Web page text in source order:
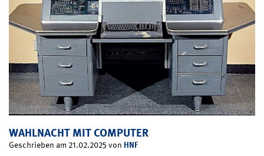
WAHLNACHT MIT COMPUTER
Geschrieben am 21.02.2025 von HNF